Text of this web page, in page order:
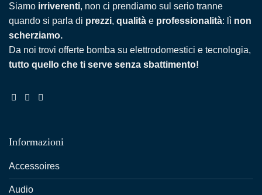
Siamo irriverenti, non ci prendiamo sul serio tranne
quando si parla di prezzi, qualità e professionalità: lì non
scherziamo.
Da noi trovi offerte bomba su elettrodomestici e tecnologia,
tutto quello che ti serve senza sbattimento!
Informazioni
Accessoires
Audio